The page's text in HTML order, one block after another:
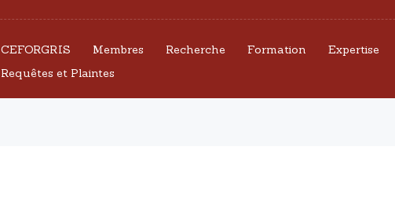
CEFORGRIS Membres Recherche Formation Expertise
Requêtes et Plaintes
CEFORGRIS
MEMBRES